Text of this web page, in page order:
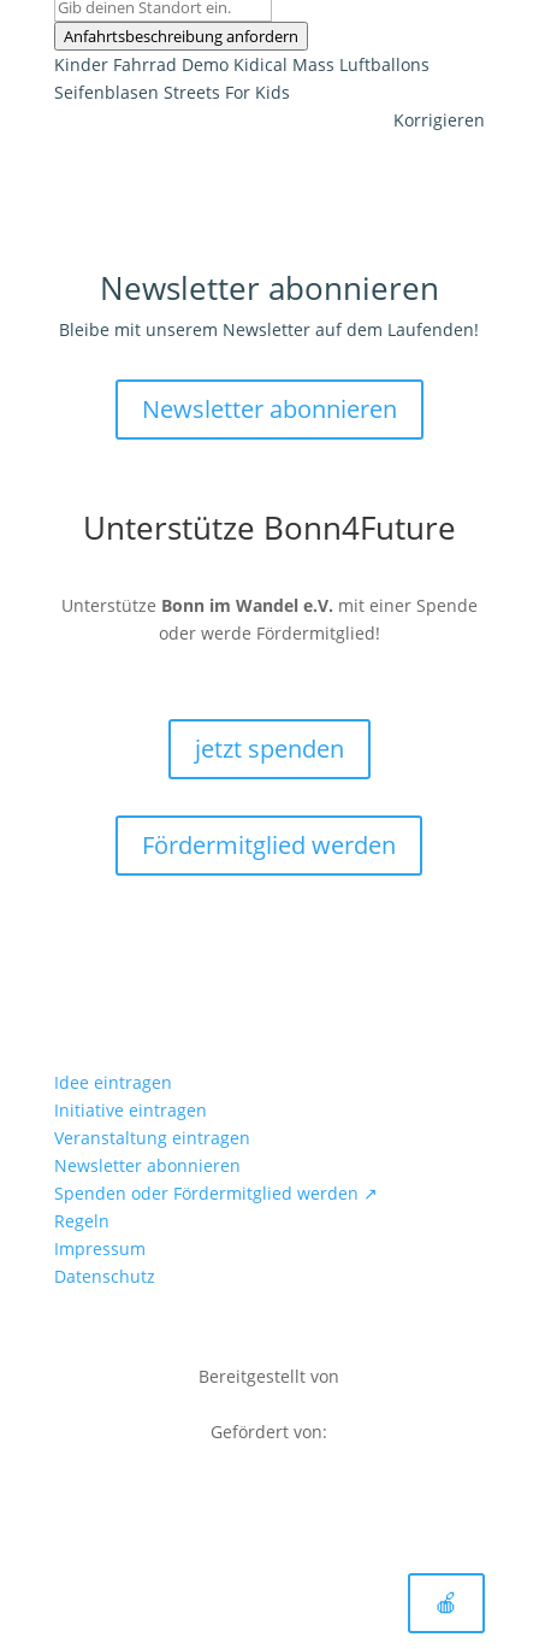
Anfahrtsbeschreibung anfordern
Kinder Fahrrad Demo Kidical Mass Luftballons
Seifenblasen Streets For Kids
Korrigieren
Newsletter abonnieren
Bleibe mit unserem Newsletter auf dem Laufenden!
Newsletter abonnieren
Unterstütze Bonn4Future
Unterstütze Bonn im Wandel e.V. mit einer Spende
oder werde Fördermitglied!
jetzt spenden
Fördermitglied werden
Idee eintragen
Initiative eintragen
Veranstaltung eintragen
Newsletter abonnieren
Spenden oder Fördermitglied werden ↗
Regeln
Impressum
Datenschutz
Bereitgestellt von
Gefördert von:
🍎